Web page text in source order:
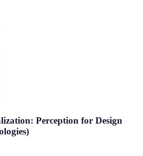
Perception for Design